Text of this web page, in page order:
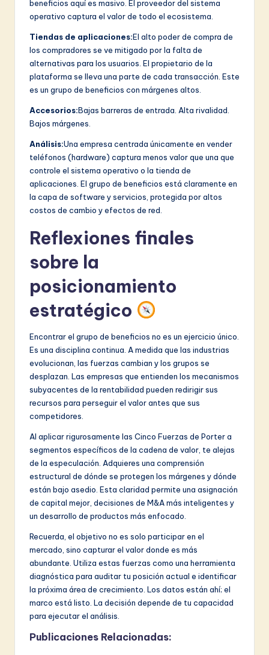
beneficios aquí es masivo. El proveedor del sistema
operativo captura el valor de todo el ecosistema.
Tiendas de aplicaciones:El alto poder de compra de
los compradores se ve mitigado por la falta de
alternativas para los usuarios. El propietario de la
plataforma se lleva una parte de cada transacción. Este
es un grupo de beneficios con márgenes altos.
Accesorios:Bajas barreras de entrada. Alta rivalidad.
Bajos márgenes.
Análisis:Una empresa centrada únicamente en vender
teléfonos (hardware) captura menos valor que una que
controle el sistema operativo o la tienda de
aplicaciones. El grupo de beneficios está claramente en
la capa de software y servicios, protegida por altos
costos de cambio y efectos de red.
Reflexiones finales
sobre la
posicionamiento
estratégico
Encontrar el grupo de beneficios no es un ejercicio único.
Es una disciplina continua. A medida que las industrias
evolucionan, las fuerzas cambian y los grupos se
desplazan. Las empresas que entienden los mecanismos
subyacentes de la rentabilidad pueden redirigir sus
recursos para perseguir el valor antes que sus
competidores.
Al aplicar rigurosamente las Cinco Fuerzas de Porter a
segmentos específicos de la cadena de valor, te alejas
de la especulación. Adquieres una comprensión
estructural de dónde se protegen los márgenes y dónde
están bajo asedio. Esta claridad permite una asignación
de capital mejor, decisiones de M&A más inteligentes y
un desarrollo de productos más enfocado.
Recuerda, el objetivo no es solo participar en el
mercado, sino capturar el valor donde es más
abundante. Utiliza estas fuerzas como una herramienta
diagnóstica para auditar tu posición actual e identificar
la próxima área de crecimiento. Los datos están ahí; el
marco está listo. La decisión depende de tu capacidad
para ejecutar el análisis.
Publicaciones Relacionadas: